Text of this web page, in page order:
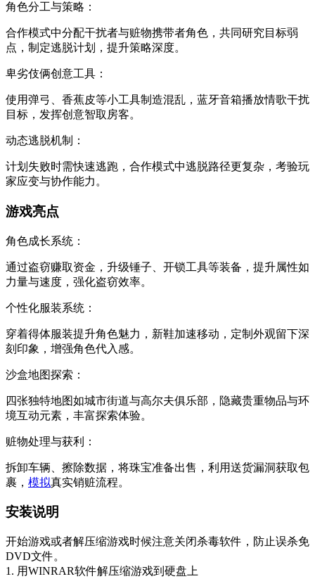
‌角色分工与策略‌：
合作模式中分配干扰者与赃物携带者角色，共同研究目标弱
点，制定逃脱计划，提升策略深度。
‌卑劣伎俩创意工具‌：
使用弹弓、香蕉皮等小工具制造混乱，蓝牙音箱播放情歌干扰
目标，发挥创意智取房客。
‌动态逃脱机制‌：
计划失败时需快速逃跑，合作模式中逃脱路径更复杂，考验玩
家应变与协作能力。
游戏亮点
‌角色成长系统‌：
通过盗窃赚取资金，升级锤子、开锁工具等装备，提升属性如
力量与速度，强化盗窃效率。
‌个性化服装系统‌：
穿着得体服装提升角色魅力，新鞋加速移动，定制外观留下深
刻印象，增强角色代入感。
‌沙盒地图探索‌：
四张独特地图如城市街道与高尔夫俱乐部，隐藏贵重物品与环
境互动元素，丰富探索体验。
‌赃物处理与获利‌：
拆卸车辆、擦除数据，将珠宝准备出售，利用送货漏洞获取包
裹， 模拟真实销赃流程。
安装说明
开始游戏或者解压缩游戏时候注意关闭杀毒软件，防止误杀免
DVD文件。
1. 用WINRAR软件解压缩游戏到硬盘上